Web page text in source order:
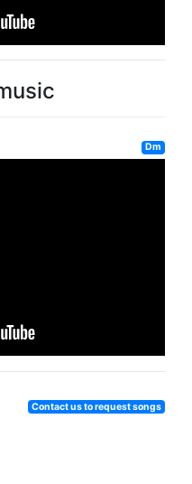
Dm
Contact us to request songs